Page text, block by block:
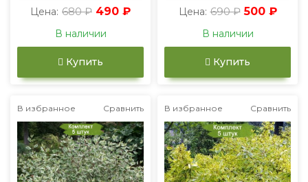
Цена: 680 ₽ 490 ₽
В наличии
Купить
Цена: 690 ₽ 500 ₽
В наличии
Купить
В избранное Сравнить В избранное Сравнить